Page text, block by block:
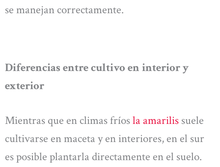
se manejan correctamente.
Diferencias entre cultivo en interior y
exterior
Mientras que en climas fríosla amarilis suele
cultivarse en maceta y en interiores, en el sur
es posible plantarla directamente en el suelo.